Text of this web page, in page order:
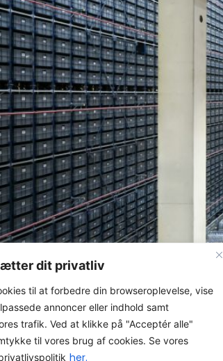
dit privatliv
til at forbedre din browseroplevelse, vise
annoncer eller indhold samt
trafik. Ved at klikke på "Acceptér alle"
til vores brug af cookies. Se vores
her.
der flyder – og hvordan du får styr på
Axacon WMS Viden
Axacon © 2026 All rights Reserved.